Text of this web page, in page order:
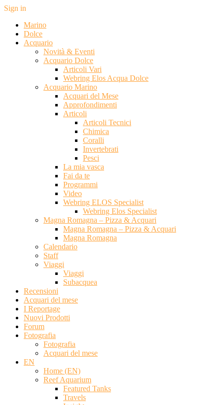
Sign in
Marino
Dolce
Acquario
Novità & Eventi
Acquario Dolce
Articoli Vari
Webring Elos Acqua Dolce
Acquario Marino
Acquari del Mese
Approfondimenti
Articoli
Articoli Tecnici
Chimica
Coralli
Invertebrati
Pesci
La mia vasca
Fai da te
Programmi
Video
Webring ELOS Specialist
Webring Elos Specialist
Magna Romagna – Pizza & Acquari
Magna Romagna – Pizza & Acquari
Magna Romagna
Calendario
Staff
Viaggi
Viaggi
Subacquea
Recensioni
Acquari del mese
I Reportage
Nuovi Prodotti
Forum
Fotografia
Fotografia
Acquari del mese
EN
Home (EN)
Reef Aquarium
Featured Tanks
Travels